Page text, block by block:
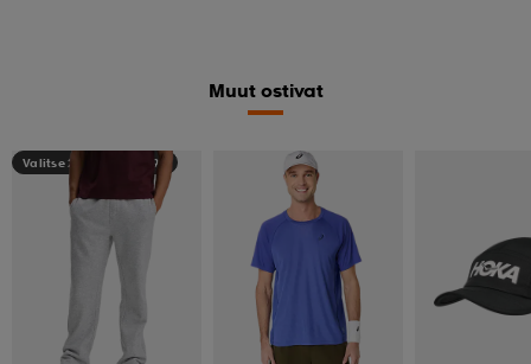
Muut ostivat
Valitse 2, maksa 44,99€